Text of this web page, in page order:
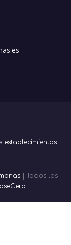
establecimientos
| Todos los